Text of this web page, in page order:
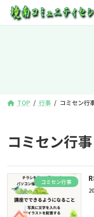
TOP 行事 コミセン行
コミセン行事
コミセン行事